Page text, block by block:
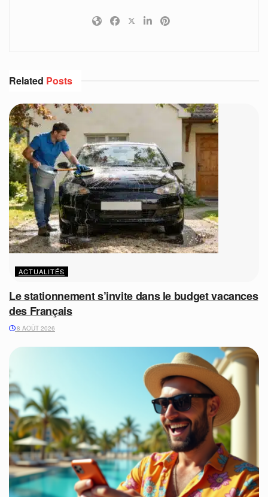
Related Posts
ACTUALITÉS
Le stationnement s’invite dans le budget vacances
des Français
8 AOÛT 2026